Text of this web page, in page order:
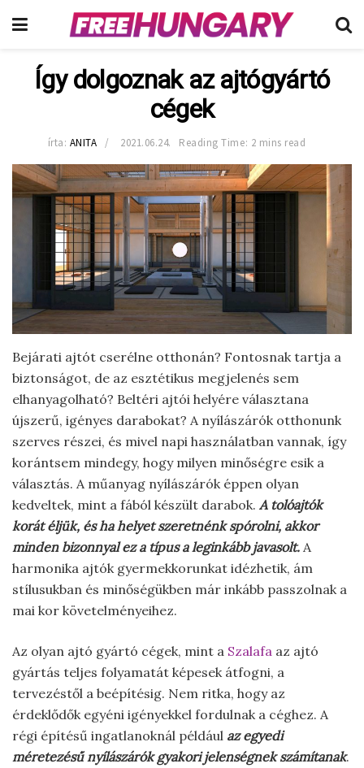
Így dolgoznak az ajtógyártó
cégek
írta: ANITA 2021.06.24. Reading Time: 2 mins read
Bejárati ajtót cserélne otthonán? Fontosnak tartja a
biztonságot, de az esztétikus megjelenés sem
elhanyagolható? Beltéri ajtói helyére választana
újszerű, igényes darabokat? A nyílászárók otthonunk
szerves részei, és mivel napi használatban vannak, így
korántsem mindegy, hogy milyen minőségre esik a
választás. A műanyag nyílászárók éppen olyan
kedveltek, mint a fából készült darabok. A tolóajtók
korát éljük, és ha helyet szeretnénk spórolni, akkor
minden bizonnyal ez a típus a leginkább javasolt. A
harmonika ajtók gyermekkorunkat idézhetik, ám
stílusukban és minőségükben már inkább passzolnak a
mai kor követelményeihez.
Az olyan ajtó gyártó cégek, mint a Szalafa az ajtó
gyártás teljes folyamatát képesek átfogni, a
tervezéstől a beépítésig. Nem ritka, hogy az
érdeklődők egyéni igényekkel fordulnak a céghez. A
régi építésű ingatlanoknál például az egyedi
méretezésű nyílászárók gyakori jelenségnek számítanak.